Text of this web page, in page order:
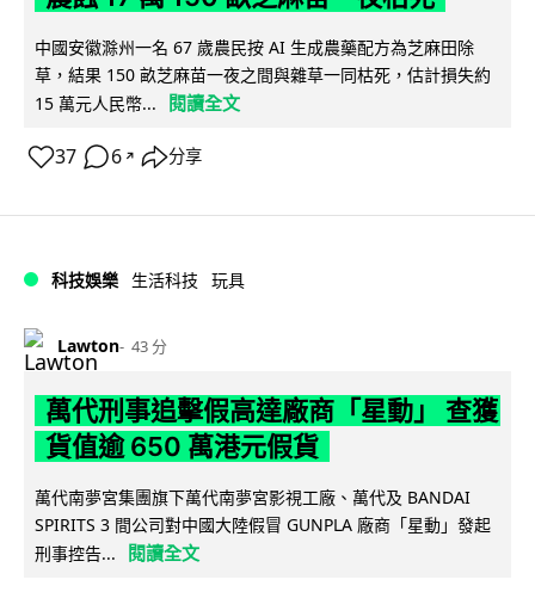
中國安徽滁州一名 67 歲農民按 AI 生成農藥配方為芝麻田除
草，結果 150 畝芝麻苗一夜之間與雜草一同枯死，估計損失約
15 萬元人民幣...
閱讀全文
37 6 ↗ 分享
科技娛樂 生活科技 玩具
Lawton 43 分
萬代刑事追擊假高達廠商「星動」 查獲
貨值逾 650 萬港元假貨
萬代南夢宮集團旗下萬代南夢宮影視工廠、萬代及 BANDAI
SPIRITS 3 間公司對中國大陸假冒 GUNPLA 廠商「星動」發起
刑事控告...
閱讀全文